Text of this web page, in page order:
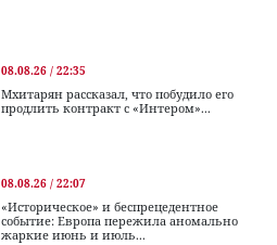
08.08.26 / 22:35
Мхитарян рассказал, что побудило его
продлить контракт с «Интером»...
08.08.26 / 22:07
«Историческое» и беспрецедентное
событие: Европа пережила аномально
жаркие июнь и июль...